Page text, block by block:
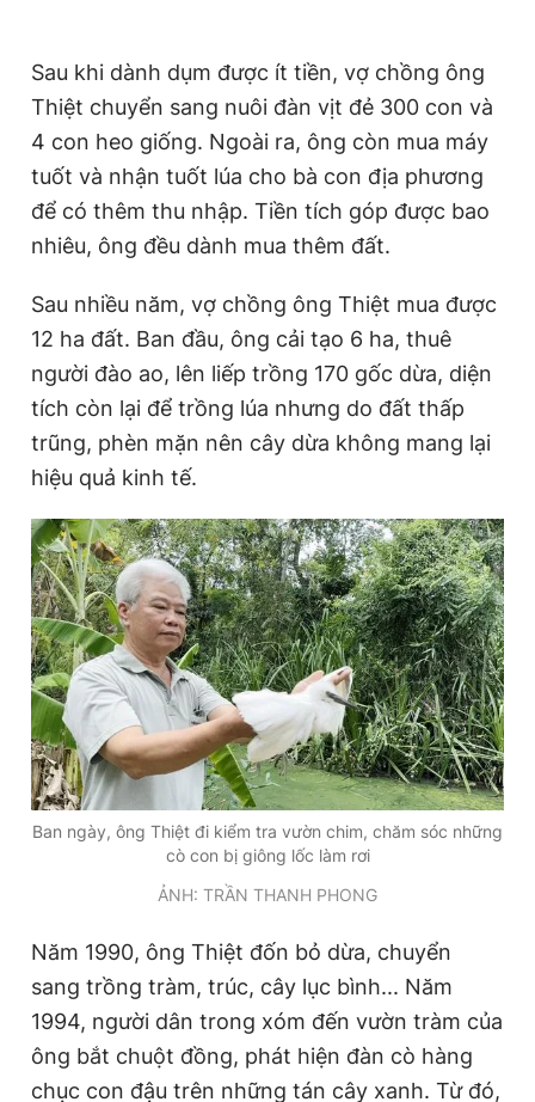
Sau khi dành dụm được ít tiền, vợ chồng ông
Thiệt chuyển sang nuôi đàn vịt đẻ 300 con và
4 con heo giống. Ngoài ra, ông còn mua máy
tuốt và nhận tuốt lúa cho bà con địa phương
để có thêm thu nhập. Tiền tích góp được bao
nhiêu, ông đều dành mua thêm đất.
Sau nhiều năm, vợ chồng ông Thiệt mua được
12 ha đất. Ban đầu, ông cải tạo 6 ha, thuê
người đào ao, lên liếp trồng 170 gốc dừa, diện
tích còn lại để trồng lúa nhưng do đất thấp
trũng, phèn mặn nên cây dừa không mang lại
hiệu quả kinh tế.
Ban ngày, ông Thiệt đi kiểm tra vườn chim, chăm sóc những
cò con bị giông lốc làm rơi
ẢNH: TRẦN THANH PHONG
Năm 1990, ông Thiệt đốn bỏ dừa, chuyển
sang trồng tràm, trúc, cây lục bình... Năm
1994, người dân trong xóm đến vườn tràm của
ông bắt chuột đồng, phát hiện đàn cò hàng
chục con đậu trên những tán cây xanh. Từ đó,